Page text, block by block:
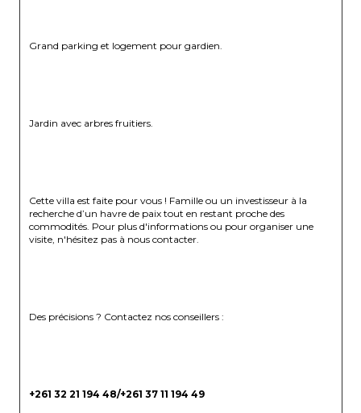
Grand parking et logement pour gardien.
Jardin avec arbres fruitiers.
Cette villa est faite pour vous ! Famille ou un investisseur à la
recherche d’un havre de paix tout en restant proche des
commodités. Pour plus d'informations ou pour organiser une
visite, n'hésitez pas à nous contacter.
Des précisions ? Contactez nos conseillers :
+261 32 21 194 48/+261 37 11 194 49